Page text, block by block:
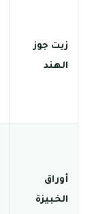
زيت جوز
الهند
أوراق
الخبيزة